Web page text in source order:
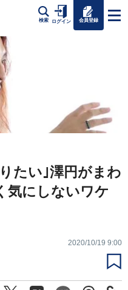
検索 ログイン 会員登録
たい｣澤円がまわ
気にしないワケ
2020/10/19 9:00